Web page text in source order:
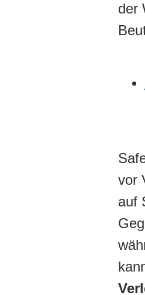
der
vor
auf